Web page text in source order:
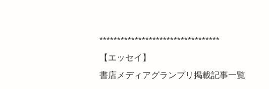
**********************************
【エッセイ】
書店メディアグランプリ掲載記事一覧